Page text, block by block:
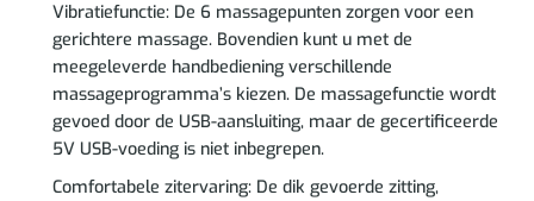
Vibratiefunctie: De 6 massagepunten zorgen voor een
gerichtere massage. Bovendien kunt u met de
meegeleverde handbediening verschillende
massageprogramma’s kiezen. De massagefunctie wordt
gevoed door de USB-aansluiting, maar de gecertificeerde
5V USB-voeding is niet inbegrepen.
Comfortabele zitervaring: De dik gevoerde zitting,